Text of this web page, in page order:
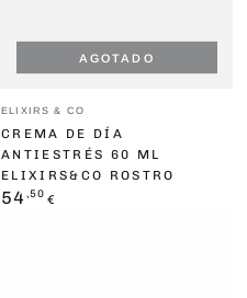
Vendedor:
ELIXIRS & CO
CREMA DE DÍA
ANTIESTRÉS 60 ML
ELIXIRS&CO ROSTRO
Precio
54 ,50 €
AGOTADO